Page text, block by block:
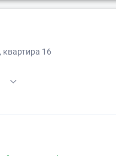
квартира 16